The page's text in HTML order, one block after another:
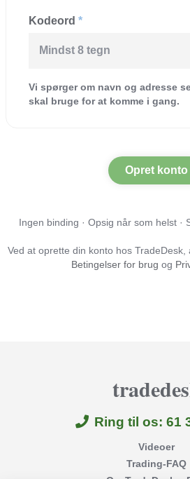
Kodeord *
Vi spørger om navn og adresse
skal bruge for at komme i gang.
Opret konto
Ingen binding · Opsig når som helst ·
Ved at oprette din konto hos
Betingelser for brug og
Ring til os: 61
Videoer
Trading-FAQ